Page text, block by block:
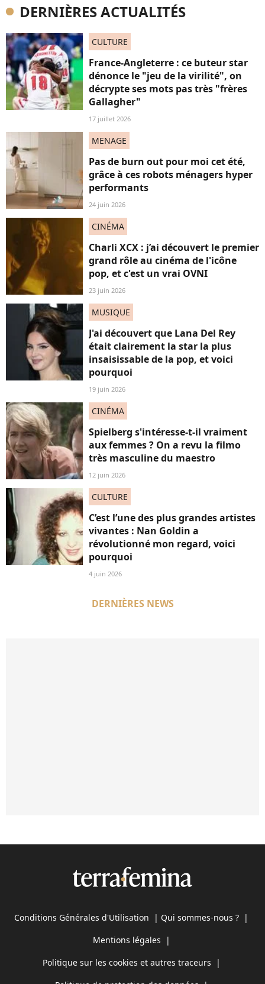
DERNIÈRES ACTUALITÉS
CULTURE
France-Angleterre : ce buteur star
dénonce le "jeu de la virilité", on
décrypte ses mots pas très "frères
Gallagher"
17 juillet 2026
MENAGE
Pas de burn out pour moi cet été,
grâce à ces robots ménagers hyper
performants
24 juin 2026
CINÉMA
Charli XCX : j’ai découvert le premier
grand rôle au cinéma de l'icône
pop, et c'est un vrai OVNI
23 juin 2026
MUSIQUE
J'ai découvert que Lana Del Rey
était clairement la star la plus
insaisissable de la pop, et voici
pourquoi
19 juin 2026
CINÉMA
Spielberg s'intéresse-t-il vraiment
aux femmes ? On a revu la filmo
très masculine du maestro
12 juin 2026
CULTURE
C’est l’une des plus grandes artistes
vivantes : Nan Goldin a
révolutionné mon regard, voici
pourquoi
4 juin 2026
DERNIÈRES NEWS
Conditions Générales d'Utilisation | Qui sommes-nous ? |
Mentions légales |
Politique sur les cookies et autres traceurs |